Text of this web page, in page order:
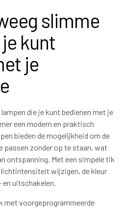
slimme
kunt
je
die je kunt bedienen met je
een modern en praktisch
bieden de mogelijkheid om de
passen zonder op te staan, wat
ontspanning. Met een simpele tik
wijzigen, de kleur
en uitschakelen.
met voorgeprogrammeerde